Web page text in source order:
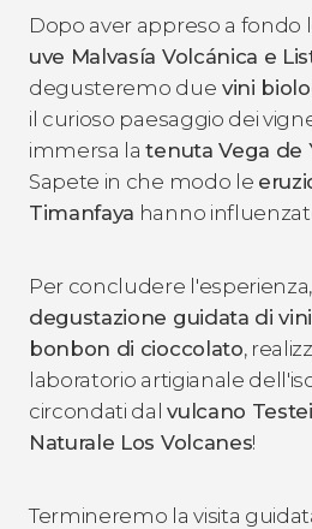
Dopo aver appreso a fondo
uve Malvasía Volcánica e
degusteremo due vini
il curioso paesaggio dei
immersa latenuta Vega de
Sapete in che modo le
Timanfaya hanno
Per concludere
degustazione guidata di
bonbon di cioccolato,
laboratorio artigianale
circondati dalvulcano
Naturale Los Volcanes!
Termineremo la visita